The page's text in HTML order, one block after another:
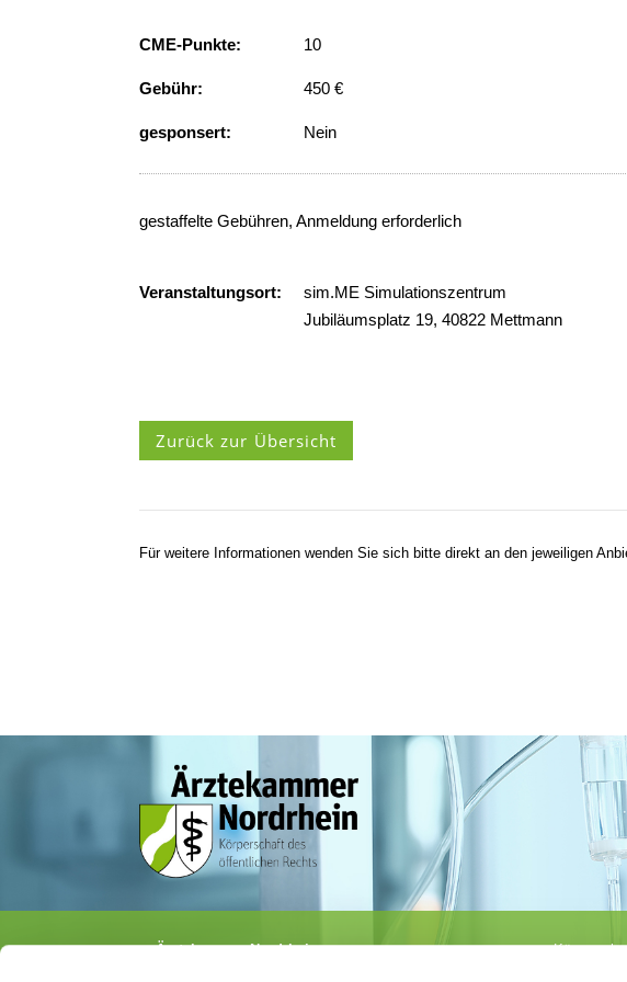
CME-Punkte: 10
Gebühr: 450 €
gesponsert: Nein
gestaffelte Gebühren, Anmeldung erforderlich
Veranstaltungsort:
sim.ME Simulationszentrum
Jubiläumsplatz 19, 40822 Mettmann
Zurück zur Übersicht
Für weitere Informationen wenden Sie sich bitte direkt an den jeweiligen
Ärztekammer Nordrhein